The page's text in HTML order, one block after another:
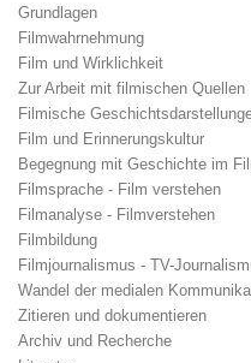
Grundlagen
Filmwahrnehmung
Film und Wirklichkeit
Zur Arbeit mit filmischen Quellen
Filmische
Film und Erinnerungskultur
Begegnung mit Geschichte im
Filmsprache - Film verstehen
Filmanalyse - Filmverstehen
Filmbildung
Filmjournalismus - TV-
Wandel der medialen
Zitieren und dokumentieren
Archiv und Recherche